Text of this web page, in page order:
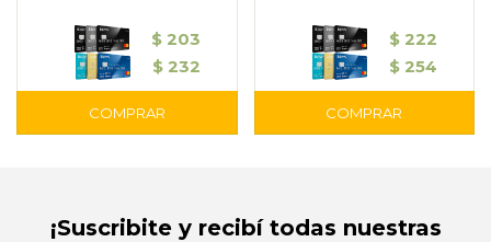
$ 203
$ 232
$ 222
$ 254
¡Suscribite y recibí todas nuestras